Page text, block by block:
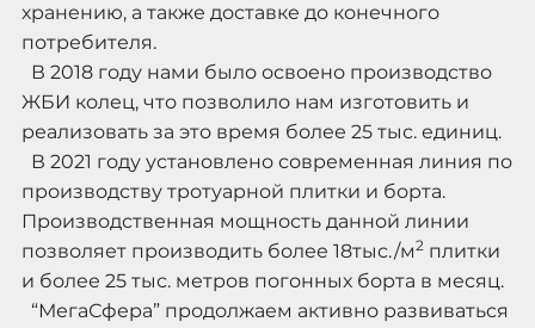
хранению, а также доставке до конечного
потребителя.
В 2018 году нами было освоено производство
ЖБИ колец, что позволило нам изготовить и
реализовать за это время более 25 тыс. единиц.
В 2021 году установлено современная линия по
производству тротуарной плитки и борта.
Производственная мощность данной линии
позволяет производить более 18тыс./м2 плитки
и более 25 тыс. метров погонных борта в месяц.
“МегаСфера” продолжаем активно развиваться